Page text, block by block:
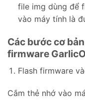
file img dùng để
vào máy tính là
Các bước cơ
firmware
Flash firmware
Cắm thẻ nhớ vào